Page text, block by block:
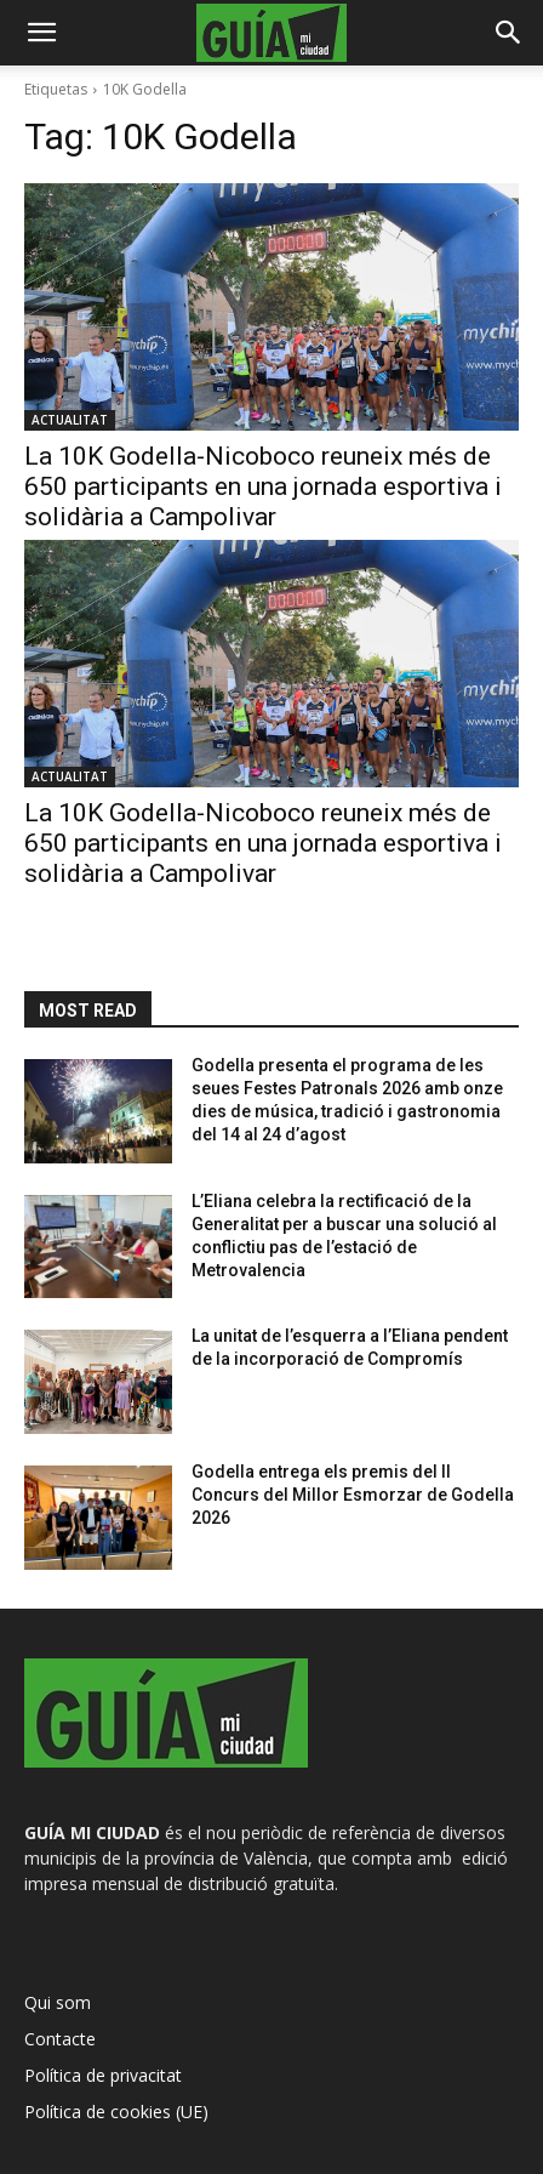
Etiquetas 10K Godella
Tag: 10K Godella
ACTUALITAT
La 10K Godella-Nicoboco reuneix més de
650 participants en una jornada esportiva i
solidària a Campolivar
ACTUALITAT
La 10K Godella-Nicoboco reuneix més de
650 participants en una jornada esportiva i
solidària a Campolivar
MOST READ
Godella presenta el programa de les
seues Festes Patronals 2026 amb onze
dies de música, tradició i gastronomia
del 14 al 24 d’agost
L’Eliana celebra la rectificació de la
Generalitat per a buscar una solució al
conflictiu pas de l’estació de
Metrovalencia
La unitat de l’esquerra a l’Eliana pendent
de la incorporació de Compromís
Godella entrega els premis del II
Concurs del Millor Esmorzar de Godella
2026
GUÍA MI CIUDAD és el nou periòdic de referència de diversos
municipis de la província de València, que compta amb edició
impresa mensual de distribució gratuïta.
Qui som
Contacte
Política de privacitat
Política de cookies (UE)